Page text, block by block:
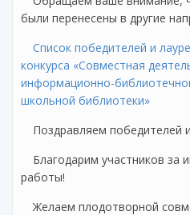
были перенесены в другие
Список победителей и
конкурса «Совместная
информационно-
школьной библиотеки»
Поздравляем победителей
Благодарим участников за
работы!
Желаем плодотворной